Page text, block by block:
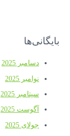
بایگانی‌ها
دسامبر 2025
نوامبر 2025
سپتامبر 2025
آگوست 2025
جولای 2025